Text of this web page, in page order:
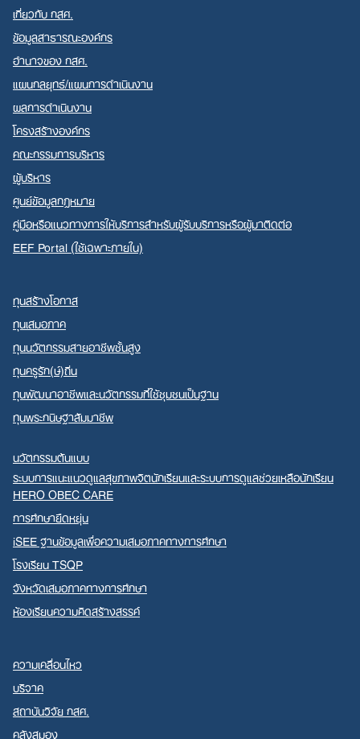
Search
for:
เกี่ยวกับ กสศ.
ข้อมูลสาธารณะองค์กร
อำนาจของ กสศ.
แผนกลยุทธ์/แผนการดำเนินงาน
ผลการดำเนินงาน
โครงสร้างองค์กร
คณะกรรมการบริหาร
ผู้บริหาร
ศูนย์ข้อมูลกฎหมาย
คู่มือหรือแนวทางการให้บริการสำหรับผู้รับบริการหรือผู้มาติดต่อ
EEF Portal (ใช้เฉพาะภายใน)
ทุนสร้างโอกาส
ทุนเสมอภาค
ทุนนวัตกรรมสายอาชีพชั้นสูง
ทุนครูรัก(ษ์)ถิ่น
ทุนพัฒนาอาชีพและนวัตกรรมที่ใช้ชุมชนเป็นฐาน
ทุนพระกนิษฐาสัมมาชีพ
นวัตกรรมต้นแบบ
ระบบการแนะแนวดูแลสุขภาพจิตนักเรียนและระบบการดูแลช่วยเหลือนักเรียน
HERO OBEC CARE
การศึกษายืดหยุ่น
iSEE ฐานข้อมูลเพื่อความเสมอภาคทางการศึกษา
โรงเรียน TSQP
จังหวัดเสมอภาคทางการศึกษา
ห้องเรียนความคิดสร้างสรรค์
ความเคลื่อนไหว
บริจาค
สถาบันวิจัย กสศ.
คลังสมอง